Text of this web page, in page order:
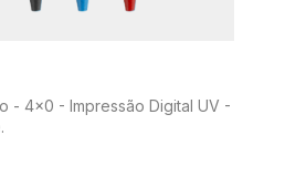
- 4x0 - Impressão Digital UV -